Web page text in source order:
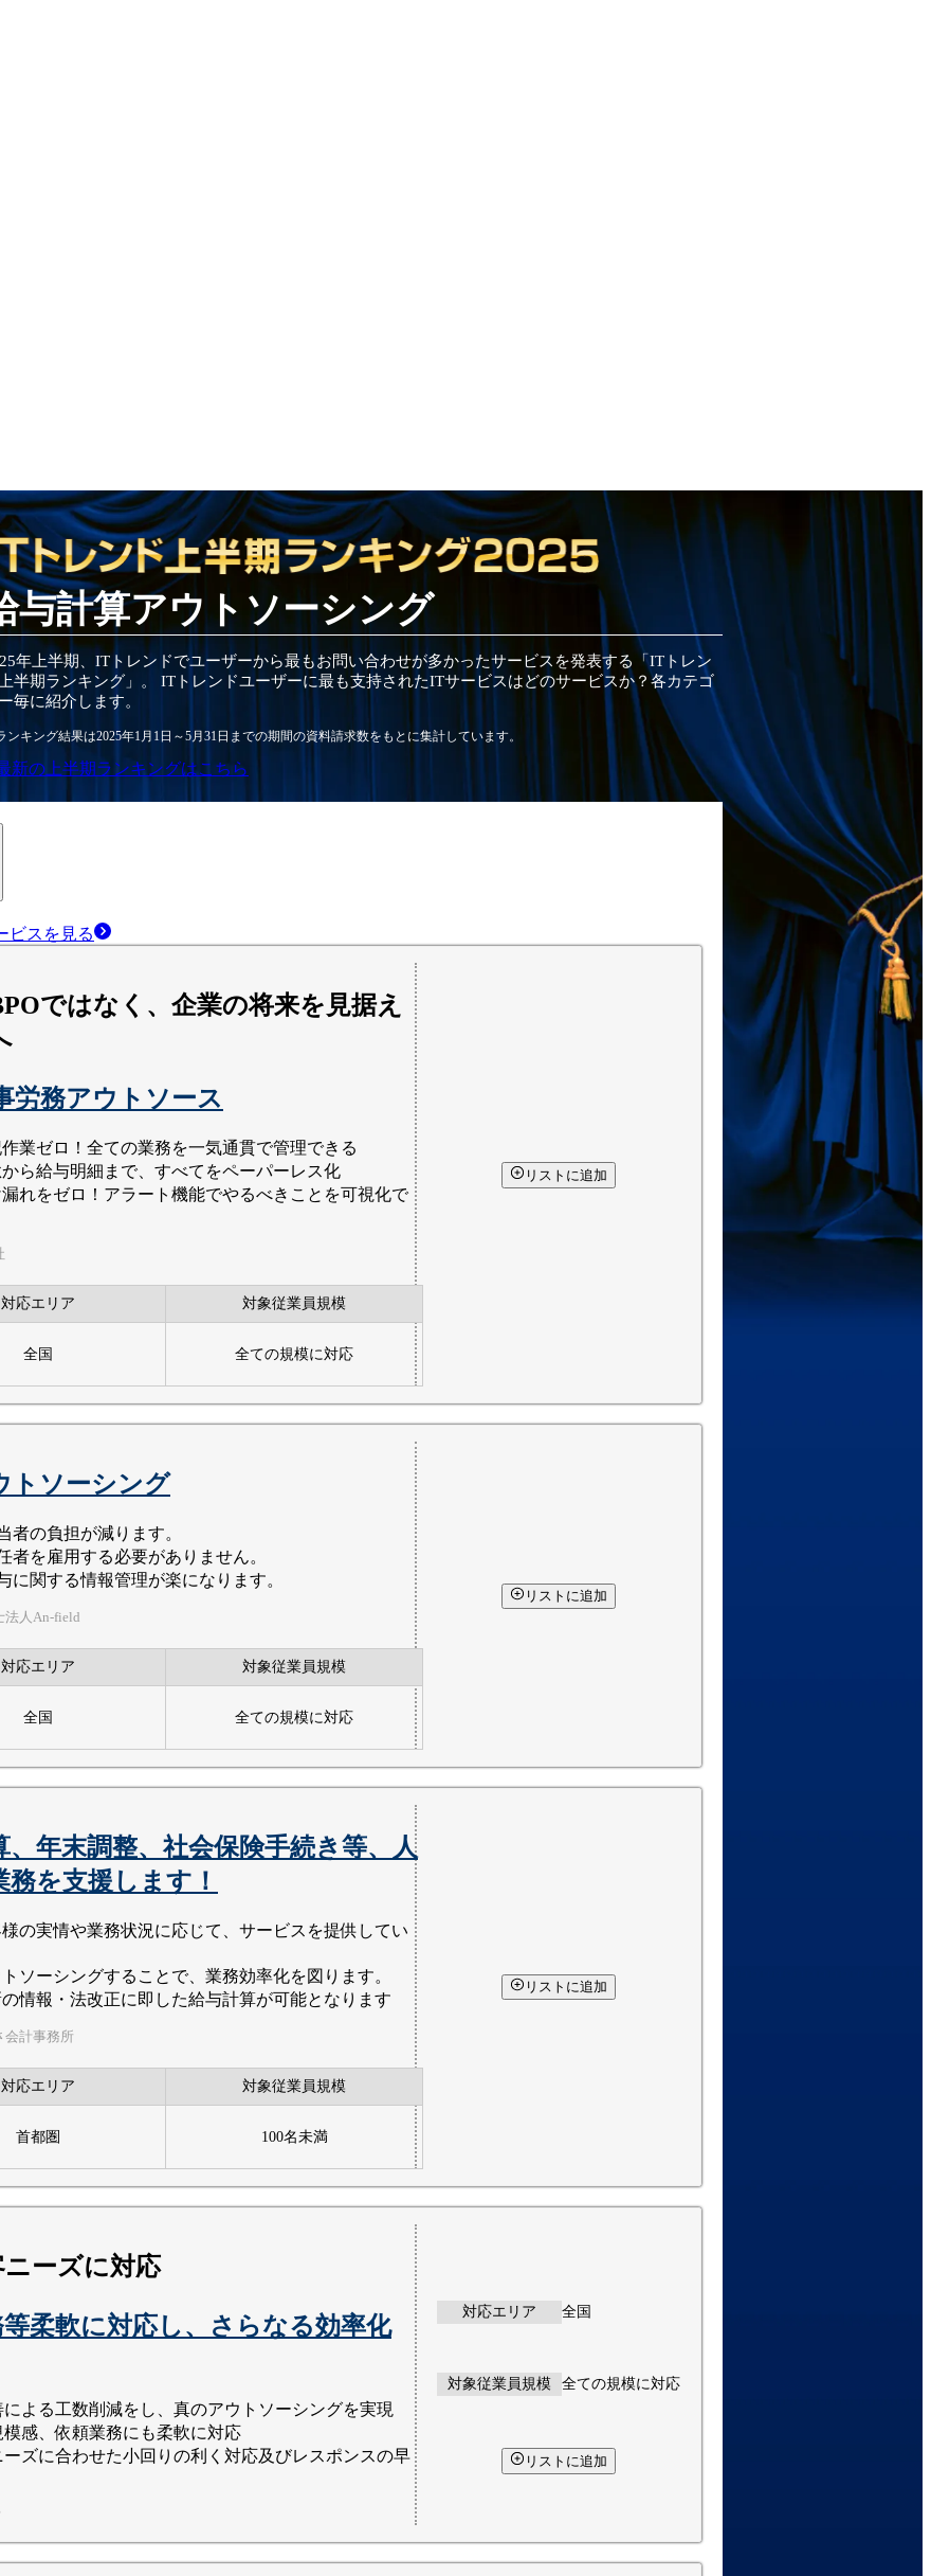
与計算アウトソーシング
年上半期 、ITトレンドでユーザーから最もお問い合わせが多かったサービス を発表する「ITトレン
半期ランキング」。 ITトレンドユーザーに最も支持されたITサービスはどのサービスか？各カテゴ
毎に紹介します。
ンキング結果は2025年1月1日～5月31日 までの期間の資料請求数をもとに集計しています。
新の上半期ランキングはこちら
ビス を見る
ではなく、企業の将来を見据え
労務アウトソース
業ゼロ！全ての業務を一気通貫で管理できる
ら給与明細まで、すべてをペーパーレス化
れをゼロ！アラート機能でやるべきことを可視化で
対応エリア 対象従業員規模
全国 全ての規模に対応
リストに追加
トソーシング
者の負担が減ります。
者を雇用する必要がありません。
に関する情報管理が楽になります。
法人An-field
対応エリア 対象従業員規模
全国 全ての規模に対応
リストに追加
、年末調整、社会保険手続き等、人
務を支援します！
の実情や業務状況に応じて、サービスを提供してい
ソーシングすることで、業務効率化を図ります。
情報・法改正に即した給与計算が可能となります
会計事務所
対応エリア 対象従業員規模
首都圏 100名未満
リストに追加
ーズに対応
柔軟に対応し、さらなる効率化
よる工数削減をし、真のアウトソーシングを実現
模感、依頼業務にも柔軟に対応
ーズに合わせた小回りの利く対応及びレスポンスの早
対応エリア 全国
対象従業員規模 全ての規模に対応
リストに追加